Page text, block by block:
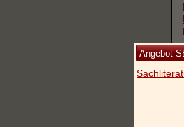
Angebot